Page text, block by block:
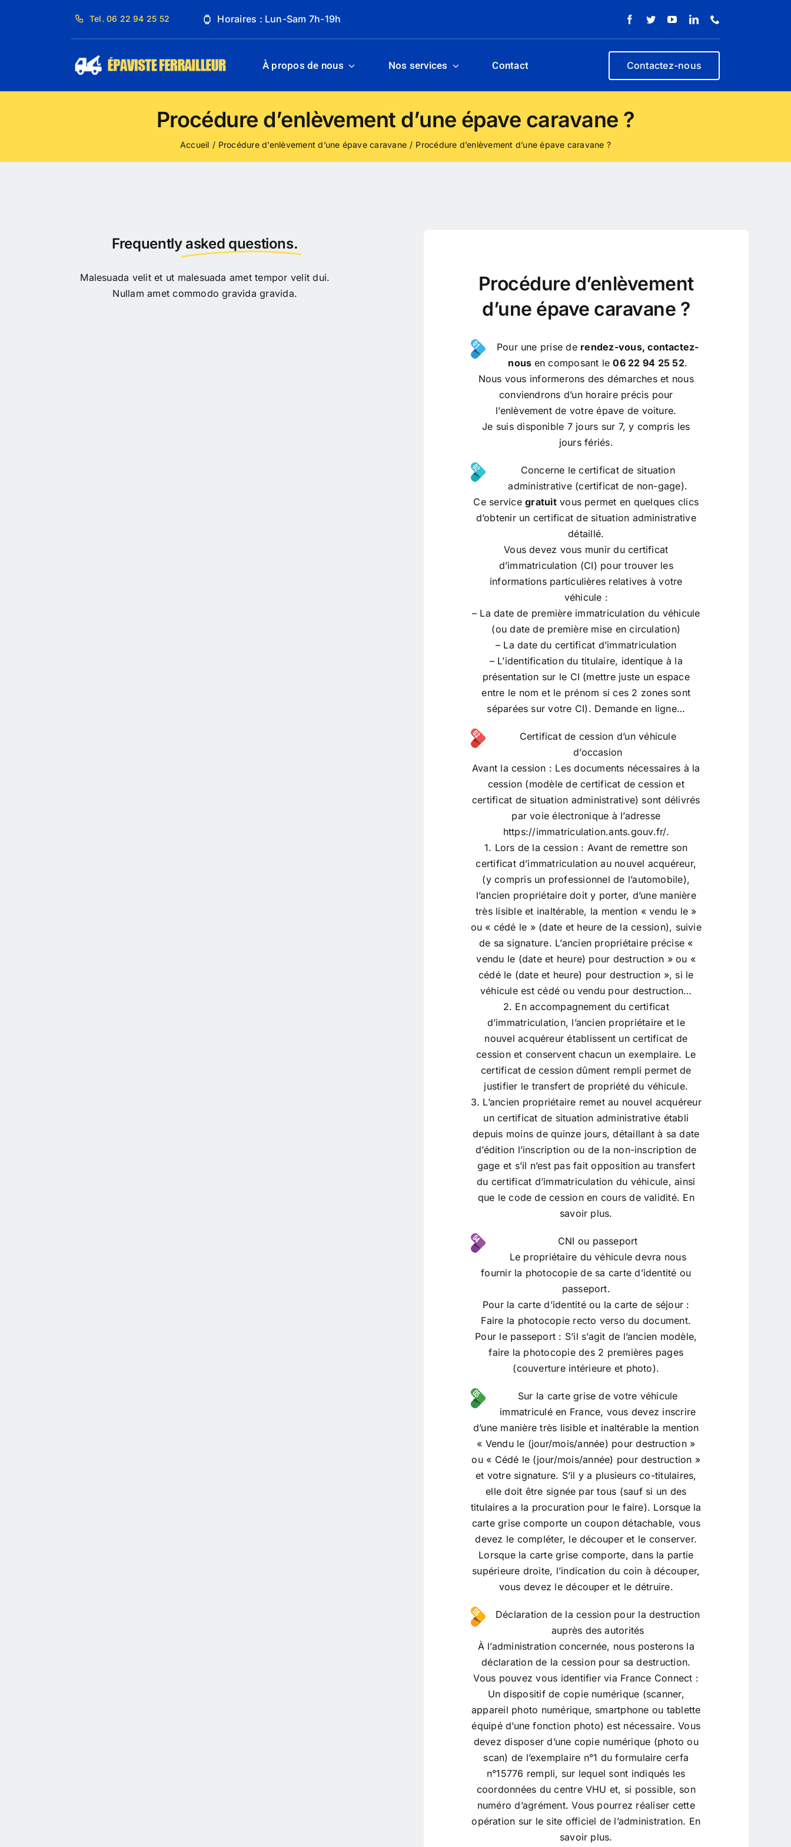
Tel. 06 22 94 25 52 Horaires : Lun-Sam 7h-19h
À propos de nous Nos services Contact Contactez-nous
Procédure d’enlèvement d’une épave caravane ?
Accueil Procédure d’enlèvement d’une épave caravane Procédure d’enlèvement d’une épave caravane ?
Frequently asked questions.
Malesuada velit et ut malesuada amet tempor velit dui.
Nullam amet commodo gravida gravida.
Procédure d’enlèvement
d’une épave caravane ?
Pour une prise de rendez-vous, contactez-
nous en composant le06 22 94 25 52.
Nous vous informerons des démarches et nous
conviendrons d’un horaire précis pour
l’enlèvement de votre épave de voiture.
Je suis disponible 7 jours sur 7, y compris les
jours fériés.
Concerne le certificat de situation
administrative (certificat de non-gage).
Ce servicegratuitvous permet en quelques clics
d’obtenir un certificat de situation administrative
détaillé.
Vous devez vous munir du certificat
d’immatriculation (CI) pour trouver les
informations particulières relatives à votre
véhicule :
– La date de première immatriculation du véhicule
(ou date de première mise en circulation)
– La date du certificat d’immatriculation
– L’identification du titulaire, identique à la
présentation sur le CI (mettre juste un espace
entre le nom et le prénom si ces 2 zones sont
séparées sur votre CI). Demande en ligne…
Certificat de cession d’un véhicule
d’occasion
Avant la cession : Les documents nécessaires à la
cession (modèle de certificat de cession et
certificat de situation administrative) sont délivrés
par voie électronique à l’adresse
https://immatriculation.ants.gouv.fr/.
1. Lors de la cession : Avant de remettre son
certificat d’immatriculation au nouvel acquéreur,
(y compris un professionnel de l’automobile),
l’ancien propriétaire doit y porter, d’une manière
très lisible et inaltérable, la mention « vendu le »
ou « cédé le » (date et heure de la cession), suivie
de sa signature. L’ancien propriétaire précise «
vendu le (date et heure) pour destruction » ou «
cédé le (date et heure) pour destruction », si le
véhicule est cédé ou vendu pour destruction…
2. En accompagnement du certificat
d’immatriculation, l’ancien propriétaire et le
nouvel acquéreur établissent un certificat de
cession et conservent chacun un exemplaire. Le
certificat de cession dûment rempli permet de
justifier le transfert de propriété du véhicule.
3. L’ancien propriétaire remet au nouvel acquéreur
un certificat de situation administrative établi
depuis moins de quinze jours, détaillant à sa date
d’édition l’inscription ou de la non-inscription de
gage et s’il n’est pas fait opposition au transfert
du certificat d’immatriculation du véhicule, ainsi
que le code de cession en cours de validité. En
savoir plus.
CNI ou passeport
Le propriétaire du véhicule devra nous
fournir la photocopie de sa carte d’identité ou
passeport.
Pour la carte d’identité ou la carte de séjour :
Faire la photocopie recto verso du document.
Pour le passeport : S’il s’agit de l’ancien modèle,
faire la photocopie des 2 premières pages
(couverture intérieure et photo).
Sur la carte grise de votre véhicule
immatriculé en France, vous devez inscrire
d’une manière très lisible et inaltérable la mention
« Vendu le (jour/mois/année) pour destruction »
ou « Cédé le (jour/mois/année) pour destruction »
et votre signature. S’il y a plusieurs co-titulaires,
elle doit être signée par tous (sauf si un des
titulaires a la procuration pour le faire). Lorsque la
carte grise comporte un coupon détachable, vous
devez le compléter, le découper et le conserver.
Lorsque la carte grise comporte, dans la partie
supérieure droite, l’indication du coin à découper,
vous devez le découper et le détruire.
Déclaration de la cession pour la destruction
auprès des autorités
À l’administration concernée, nous posterons la
déclaration de la cession pour sa destruction.
Vous pouvez vous identifier via France Connect :
Un dispositif de copie numérique (scanner,
appareil photo numérique, smartphone ou tablette
équipé d’une fonction photo) est nécessaire. Vous
devez disposer d’une copie numérique (photo ou
scan) de l’exemplaire n°1 du formulaire cerfa
n°15776 rempli, sur lequel sont indiqués les
coordonnées du centre VHU et, si possible, son
numéro d’agrément. Vous pourrez réaliser cette
opération sur le site officiel de l’administration. En
savoir plus.